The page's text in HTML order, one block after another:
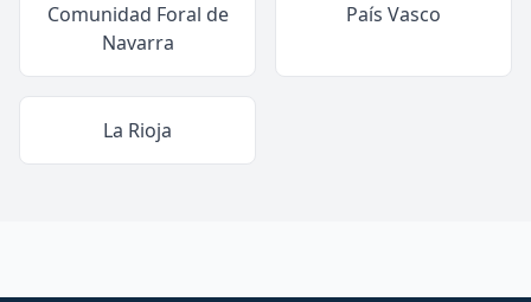
Comunidad Foral de
Navarra
País Vasco
La Rioja